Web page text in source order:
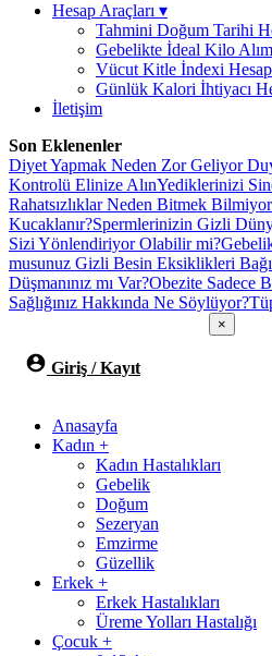
Hesap Araçları ▾
Tahmini Doğum Tarihi
Gebelikte İdeal Kilo Alım
Vücut Kitle İndexi
Günlük Kalori İhtiyacı
İletişim
Son Eklenenler
Diyet Yapmak Neden Zor Geliyor
Kontrolü Elinize AlınYediklerinizi
Rahatsızlıklar Neden Bitmek
Kucaklanır?Spermlerinizin Gizli
Sizi Yönlendiriyor Olabilir mi?
musunuz Gizli Besin Eksiklikleri
Düşmanınız mı Var?Obezite Sadece
Sağlığınız Hakkında Ne Söylüyor?
×
Giriş / Kayıt
Anasayfa
Kadın +
Kadın Hastalıkları
Gebelik
Doğum
Sezeryan
Emzirme
Güzellik
Erkek +
Erkek Hastalıkları
Üreme Yolları Hastalığı
Çocuk +